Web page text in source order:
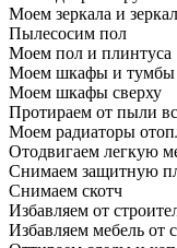
Моем зеркала и
Пылесосим пол
Моем пол и плинтуса
Моем шкафы и тумбы
Моем шкафы сверху
Протираем от пыли
Моем радиаторы
Отодвигаем легкую
Снимаем защитную
Снимаем скотч
Избавляем от
Избавляем мебель от